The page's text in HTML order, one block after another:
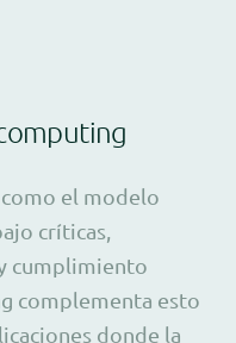
el modelo
críticas,
cumplimiento
complementa esto
donde la